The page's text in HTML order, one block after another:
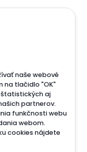
naše webové
na tlačidlo "OK"
aj
partnerov.
funkčnosti webu
webom.
cookies nájdete